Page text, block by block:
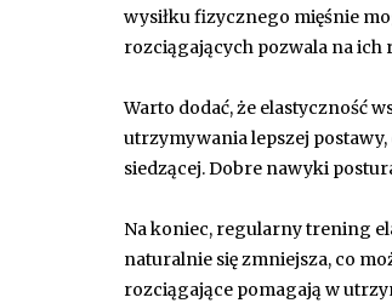
wysiłku fizycznego mięśnie
rozciągających pozwala na
Warto dodać, że elastyczność
utrzymywania lepszej postawy,
siedzącej. Dobre nawyki
Na koniec, regularny trening
naturalnie się zmniejsza, co
rozciągające pomagają w